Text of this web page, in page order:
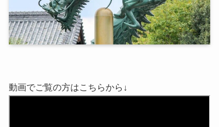
動画でご覧の方はこちらから↓